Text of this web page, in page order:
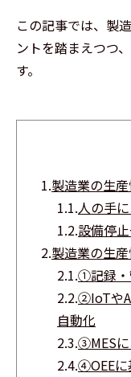
この記事では、製
ントを踏まえつつ
す。
1.製造業の生
1.1.人の手
1.2.設備停
2.製造業の生
2.1.①記録・
2.2.②IoTや
自動化
2.3.③MES
2.4.④OEEに